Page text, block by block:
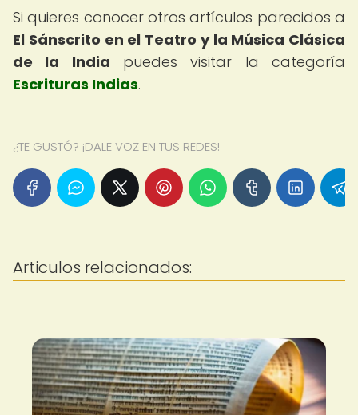
Si quieres conocer otros artículos parecidos a
El Sánscrito en el Teatro y la Música Clásica
de la India puedes visitar la categoría
Escrituras Indias.
¿TE GUSTÓ? ¡DALE VOZ EN TUS REDES!
Articulos relacionados: